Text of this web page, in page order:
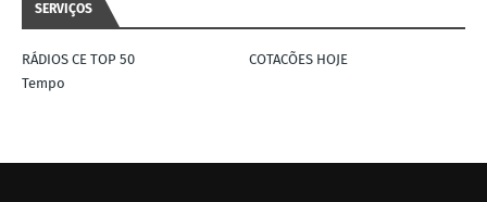
SERVIÇOS
RÁDIOS CE TOP 50
COTACÕES HOJE
Tempo